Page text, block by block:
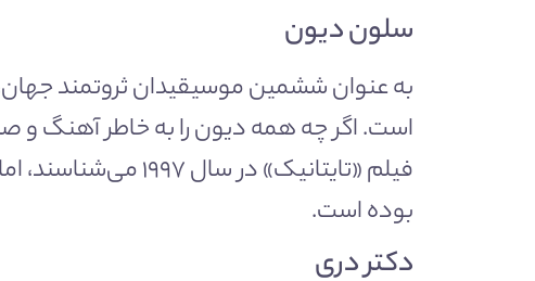
سلون دیون
فیلم «تایتانیک»
بوده است.
دکتر دری